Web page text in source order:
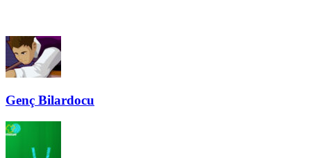
Genç Bilardocu